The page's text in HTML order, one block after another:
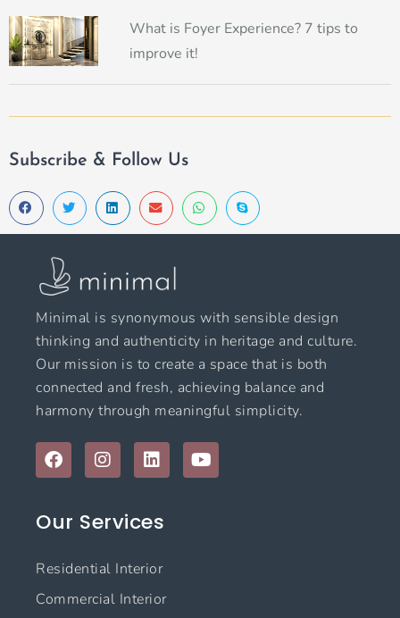
What is Foyer Experience? 7 tips to
improve it!
Subscribe & Follow Us
Minimal is synonymous with sensible design
thinking and authenticity in heritage and culture.
Our mission is to create a space that is both
connected and fresh, achieving balance and
harmony through meaningful simplicity.
F
a
c
b
k
I
n
s
a
r
a
m
L
i
n
e
n
Y
o
u
Our Services
Residential Interior
Commercial Interior